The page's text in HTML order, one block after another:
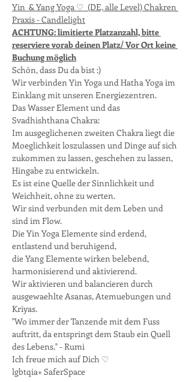
Yin  & Yang Yoga ♡  (DE, alle Level) Chakren
Praxis - Candlelight
ACHTUNG: limitierte Platzanzahl, bitte
reserviere vorab deinen Platz/ Vor Ort keine
Buchung möglich
Schön, dass Du da bist :)
Wir verbinden Yin Yoga und Hatha Yoga im
Einklang mit unseren Energiezentren.
Das Wasser Element und das
Svadhishthana Chakra:
Im ausgeglichenen zweiten Chakra liegt die
Moeglichkeit loszulassen und Dinge auf sich
zukommen zu lassen, geschehen zu lassen,
Hingabe zu entwickeln.
Es ist eine Quelle der Sinnlichkeit und
Weichheit, ohne zu werten.
Wir sind verbunden mit dem Leben und
sind im Flow.
Die Yin Yoga Elemente sind erdend,
entlastend und beruhigend,
die Yang Elemente wirken belebend,
harmonisierend und aktivierend.
Wir aktivieren und balancieren durch
ausgewaehlte Asanas, Atemuebungen und
Kriyas.
"Wo immer der Tanzende mit dem Fuss
auftritt, da entspringt dem Staub ein Quell
des Lebens." - Rumi
Ich freue mich auf Dich ♡
lgbtqia+ SaferSpace